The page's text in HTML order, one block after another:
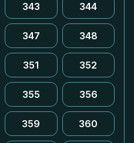
343 344
347 348
351 352
355 356
359 360